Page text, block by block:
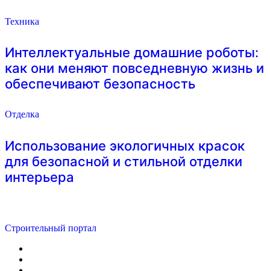
Техника
Интеллектуальные домашние роботы:
как они меняют повседневную жизнь и
обеспечивают безопасность
Отделка
Использование экологичных красок
для безопасной и стильной отделки
интерьера
Строительный портал